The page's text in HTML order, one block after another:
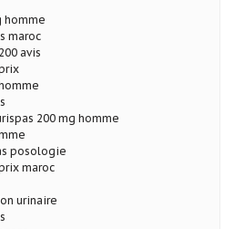
homme
maroc
avis
200 mg homme
posologie
maroc
urinaire